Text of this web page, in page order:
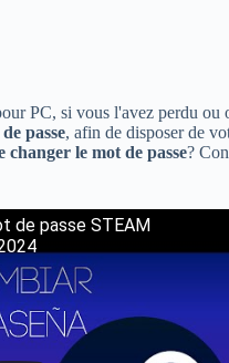
PC, si vous l'avez perdu ou
passe, afin de disposer de
changer le mot de passe?
de passe STEAM